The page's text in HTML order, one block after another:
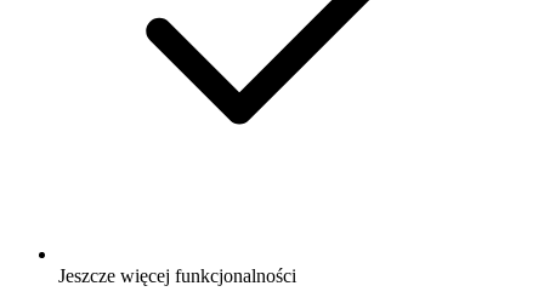
Jeszcze więcej funkcjonalności